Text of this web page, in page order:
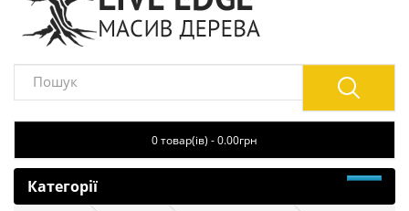
0 товар(ів) - 0.00грн
Категорії